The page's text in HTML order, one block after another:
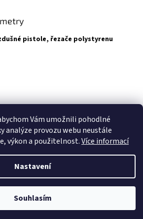
Vám umožnili pohodlné
analýze provozu webu neustále
výkon a použitelnost.Více informací
Nastavení
Souhlasím
pistole, řezače polystyrenu
Vytvořil Shoptet
Vedesta. Všechna práva vyhrazena.